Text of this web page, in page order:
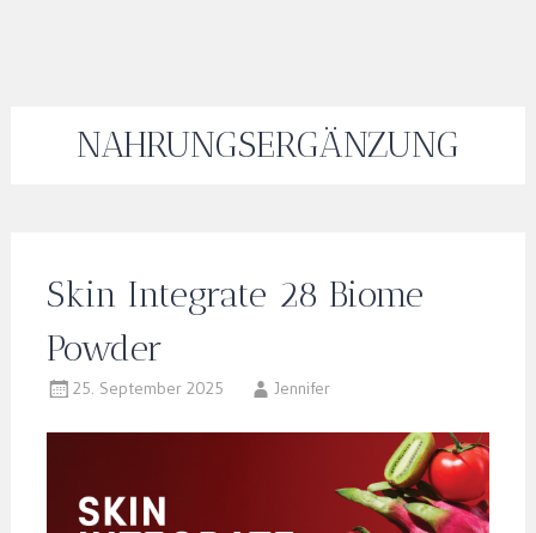
NAHRUNGSERGÄNZUNG
Skin Integrate 28 Biome
Powder
25. September 2025 Jennifer